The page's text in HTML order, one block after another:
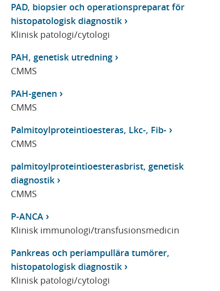
PAD, biopsier och operationspreparat för
histopatologisk diagnostik
Klinisk patologi/cytologi
PAH, genetisk utredning
CMMS
PAH-genen
CMMS
Palmitoylproteintioesteras, Lkc-, Fib-
CMMS
palmitoylproteintioesterasbrist, genetisk
diagnostik
CMMS
P-ANCA
Klinisk immunologi/transfusionsmedicin
Pankreas och periampullära tumörer,
histopatologisk diagnostik
Klinisk patologi/cytologi